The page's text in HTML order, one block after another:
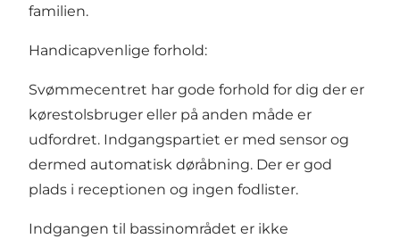
familien.
Handicapvenlige forhold:
Svømmecentret har gode forhold for dig der er
kørestolsbruger eller på anden måde er
udfordret. Indgangspartiet er med sensor og
dermed automatisk døråbning. Der er god
plads i receptionen og ingen fodlister.
Indgangen til bassinområdet er ikke